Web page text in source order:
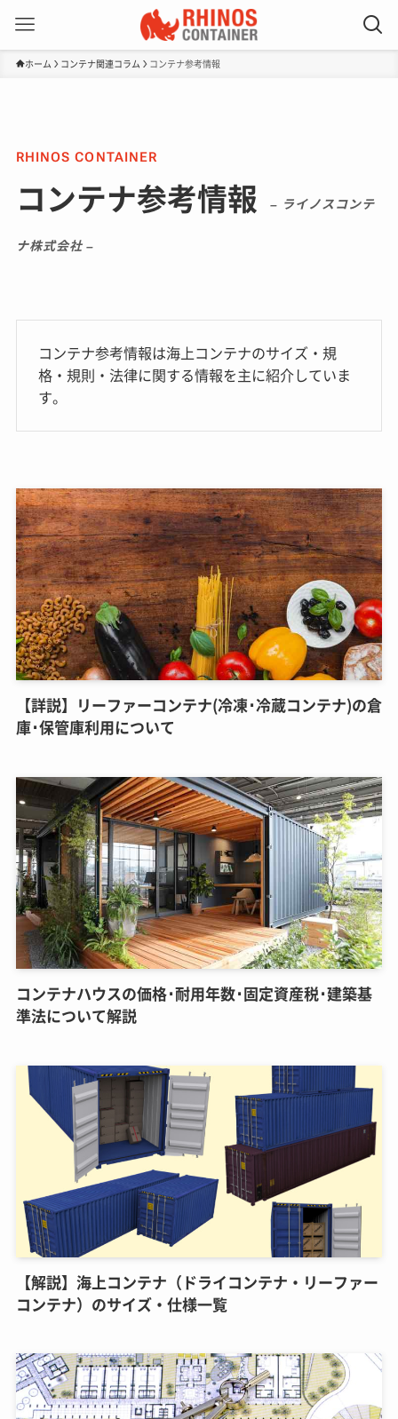
ホーム コンテナ関連コラム コンテナ参考情報
コンテナ参考情報 – ライノスコンテ
ナ株式会社 –
コンテナ参考情報は海上コンテナのサイズ・規
格・規則・法律に関する情報を主に紹介していま
す。
【詳説】リーファーコンテナ(冷凍･冷蔵コンテナ)の倉
庫･保管庫利用について
コンテナハウスの価格･耐用年数･固定資産税･建築基
準法について解説
【解説】海上コンテナ（ドライコンテナ・リーファー
コンテナ）のサイズ・仕様一覧